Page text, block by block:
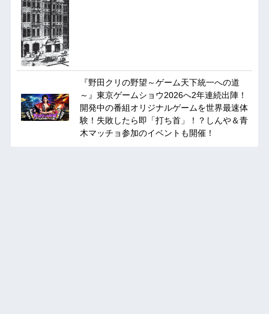
『野田クリの野望～ゲーム天下統一への道
～』東京ゲームショウ2026へ2年連続出陣！
開発中の番組オリジナルゲームを世界最速体
験！失敗したら即「打ち首」！？しんや＆青
木マッチョ参加のイベントも開催！